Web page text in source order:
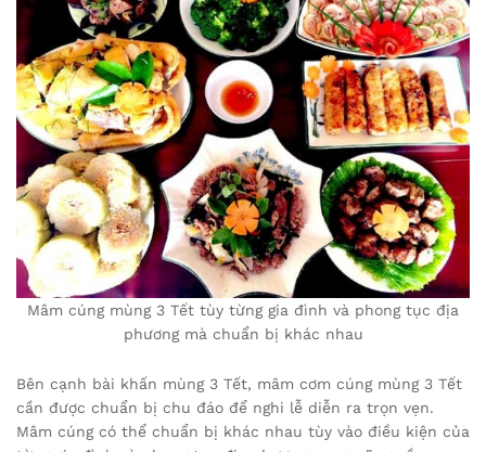
Mâm cúng mùng 3 Tết tùy từng gia đình và phong tục địa
phương mà chuẩn bị khác nhau
Bên cạnh bài khấn mùng 3 Tết, mâm cơm cúng mùng 3 Tết
cần được chuẩn bị chu đáo để nghi lễ diễn ra trọn vẹn.
Mâm cúng có thể chuẩn bị khác nhau tùy vào điều kiện của